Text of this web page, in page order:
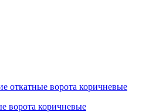
ворота коричневые